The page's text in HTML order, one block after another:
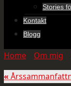
Stories
Kontakt
Blogg
Home Om mig
«